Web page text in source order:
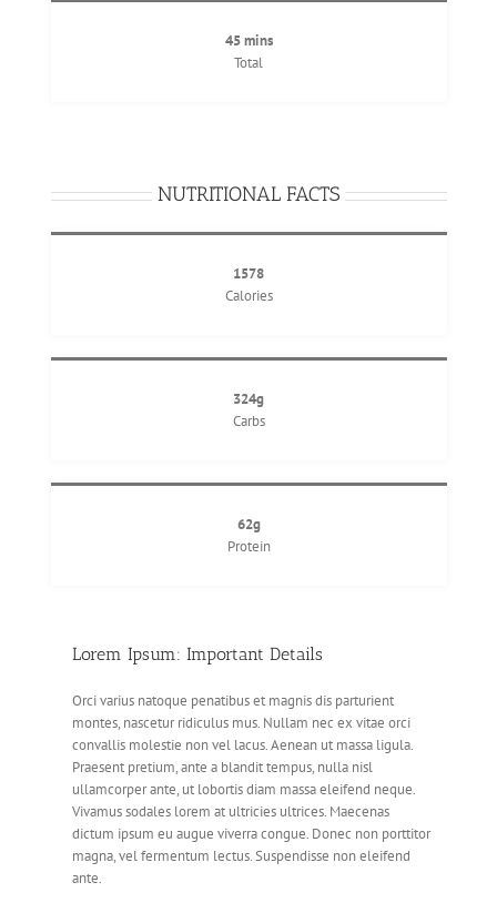
45 mins
Total
NUTRITIONAL FACTS
1578
Calories
324g
Carbs
62g
Protein
Lorem Ipsum: Important Details
Orci varius natoque penatibus et magnis dis parturient
montes, nascetur ridiculus mus. Nullam nec ex vitae orci
convallis molestie non vel lacus. Aenean ut massa ligula.
Praesent pretium, ante a blandit tempus, nulla nisl
ullamcorper ante, ut lobortis diam massa eleifend neque.
Vivamus sodales lorem at ultricies ultrices. Maecenas
dictum ipsum eu augue viverra congue. Donec non porttitor
magna, vel fermentum lectus. Suspendisse non eleifend
ante.